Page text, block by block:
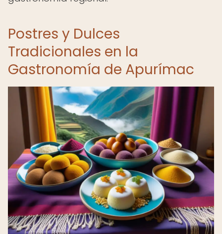
Postres y Dulces
Tradicionales en la
Gastronomía de Apurímac